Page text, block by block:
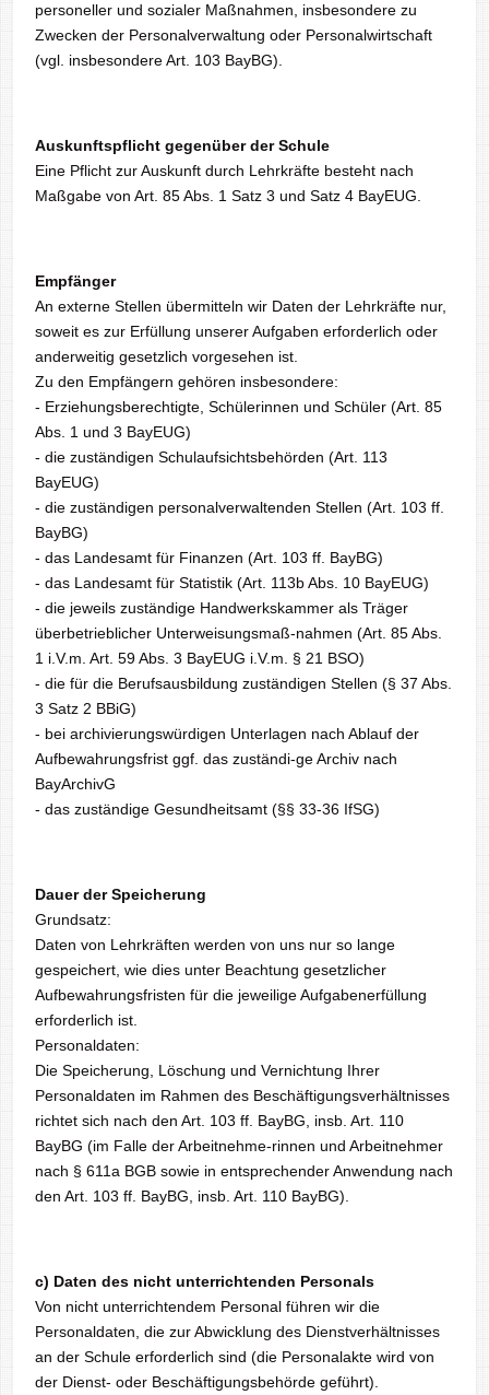
personeller und sozialer Maßnahmen, insbesondere zu
Zwecken der Personalverwaltung oder Personalwirtschaft
(vgl. insbesondere Art. 103 BayBG).
Auskunftspflicht gegenüber der Schule
Eine Pflicht zur Auskunft durch Lehrkräfte besteht nach
Maßgabe von Art. 85 Abs. 1 Satz 3 und Satz 4 BayEUG.
Empfänger
An externe Stellen übermitteln wir Daten der Lehrkräfte nur,
soweit es zur Erfüllung unserer Aufgaben erforderlich oder
anderweitig gesetzlich vorgesehen ist.
Zu den Empfängern gehören insbesondere:
- Erziehungsberechtigte, Schülerinnen und Schüler (Art. 85
Abs. 1 und 3 BayEUG)
- die zuständigen Schulaufsichtsbehörden (Art. 113
BayEUG)
- die zuständigen personalverwaltenden Stellen (Art. 103 ff.
BayBG)
- das Landesamt für Finanzen (Art. 103 ff. BayBG)
- das Landesamt für Statistik (Art. 113b Abs. 10 BayEUG)
- die jeweils zuständige Handwerkskammer als Träger
überbetrieblicher Unterweisungsmaß-nahmen (Art. 85 Abs.
1 i.V.m. Art. 59 Abs. 3 BayEUG i.V.m. § 21 BSO)
- die für die Berufsausbildung zuständigen Stellen (§ 37 Abs.
3 Satz 2 BBiG)
- bei archivierungswürdigen Unterlagen nach Ablauf der
Aufbewahrungsfrist ggf. das zuständi-ge Archiv nach
BayArchivG
- das zuständige Gesundheitsamt (§§ 33-36 IfSG)
Dauer der Speicherung
Grundsatz:
Daten von Lehrkräften werden von uns nur so lange
gespeichert, wie dies unter Beachtung gesetzlicher
Aufbewahrungsfristen für die jeweilige Aufgabenerfüllung
erforderlich ist.
Personaldaten:
Die Speicherung, Löschung und Vernichtung Ihrer
Personaldaten im Rahmen des Beschäftigungsverhältnisses
richtet sich nach den Art. 103 ff. BayBG, insb. Art. 110
BayBG (im Falle der Arbeitnehme-rinnen und Arbeitnehmer
nach § 611a BGB sowie in entsprechender Anwendung nach
den Art. 103 ff. BayBG, insb. Art. 110 BayBG).
c) Daten des nicht unterrichtenden Personals
Von nicht unterrichtendem Personal führen wir die
Personaldaten, die zur Abwicklung des Dienstverhältnisses
an der Schule erforderlich sind (die Personalakte wird von
der Dienst- oder Beschäftigungsbehörde geführt).